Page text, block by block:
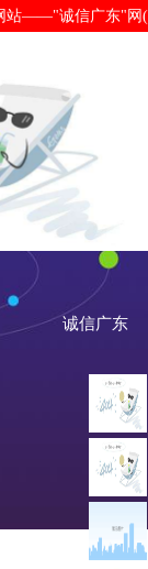
站——"诚信广东"网
进生态环
诚信广东